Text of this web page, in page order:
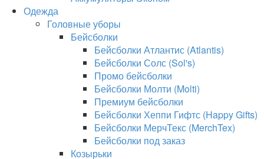
Одежда
Головные уборы
Бейсболки
Бейсболки Атлантис (Atlantis)
Бейсболки Солс (Sol's)
Промо бейсболки
Бейсболки Молти (Molti)
Премиум бейсболки
Бейсболки Хеппи Гифтс (Happy Gifts)
Бейсболки МерчТекс (MerchTex)
Бейсболки под заказ
Козырьки